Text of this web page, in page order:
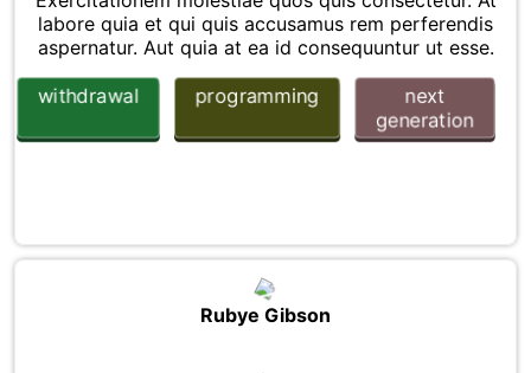
labore quia et qui quis accusamus rem perferendis
aspernatur. Aut quia at ea id consequuntur ut esse.
withdrawal programming
next
generation
Rubye Gibson